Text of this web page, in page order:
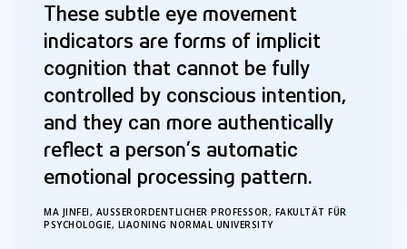
These subtle eye movement
indicators are forms of implicit
cognition that cannot be fully
controlled by conscious intention,
and they can more authentically
reflect a person’s automatic
emotional processing pattern.
MA JINFEI, AUSSERORDENTLICHER PROFESSOR, FAKULTÄT FÜR P
SYCHOLOGIE, LIAONING NORMAL UNIVERSITY